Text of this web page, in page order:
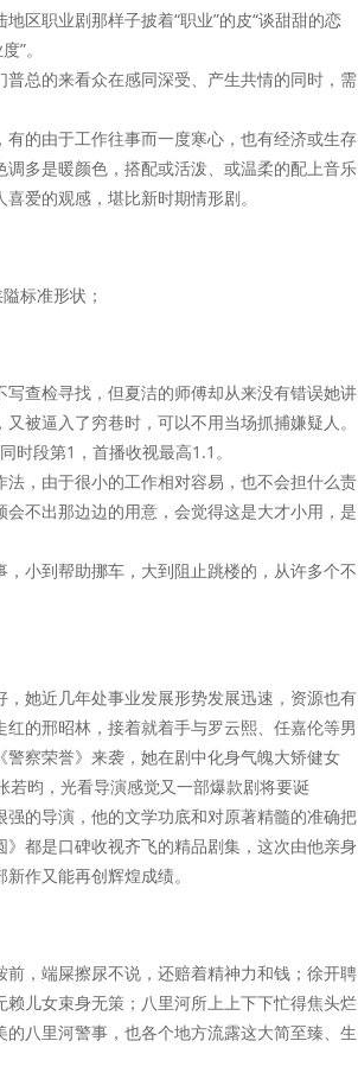
区职业剧那样子披着“职业”的皮“谈甜甜的恋
”。
总的来看众在感同深受、产生共情的同时，需
的由于工作往事而一度寒心，也有经济或生存
多是暖颜色，搭配或活泼、或温柔的配上音乐
爱的观感，堪比新时期情形剧。
标准形状；
查检寻找，但夏洁的师傅却从来没有错误她讲
被逼入了穷巷时，可以不用当场抓捕嫌疑人。
时段第1，首播收视最高1.1。
，由于很小的工作相对容易，也不会担什么责
不出那边边的用意，会觉得这是大才小用，是
小到帮助挪车，大到阻止跳楼的，从许多个不
她近几年处事业发展形势发展迅速，资源也有
的邢昭林，接着就着手与罗云熙、任嘉伦等男
察荣誉》来袭，她在剧中化身气魄大矫健女
昀，光看导演感觉又一部爆款剧将要诞
的导演，他的文学功底和对原著精髓的准确把
都是口碑收视齐飞的精品剧集，这次由他亲身
作又能再创辉煌成绩。
，端屎擦尿不说，还赔着精神力和钱；徐开聘
儿女束身无策；八里河所上上下下忙得焦头烂
八里河警事，也各个地方流露这大简至臻、生